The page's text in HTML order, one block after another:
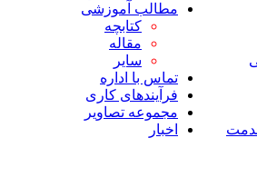
مطالب آموزشی
تماس با اداره
فرآیندهای کاری
مجموعه تصاویر
اخبار